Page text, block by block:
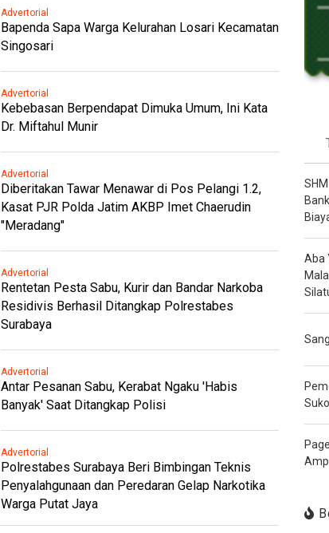
Advertorial
Bapenda Sapa Warga Kelurahan Losari Kecamatan
Singosari
Advertorial
Kebebasan Berpendapat Dimuka Umum, Ini Kata
Dr. Miftahul Munir
Advertorial
Diberitakan Tawar Menawar di Pos Pelangi 1.2,
Kasat PJR Polda Jatim AKBP Imet Chaerudin
"Meradang"
Advertorial
Rentetan Pesta Sabu, Kurir dan Bandar Narkoba
Residivis Berhasil Ditangkap Polrestabes
Surabaya
Advertorial
Antar Pesanan Sabu, Kerabat Ngaku 'Habis
Banyak' Saat Ditangkap Polisi
Advertorial
Polrestabes Surabaya Beri Bimbingan Teknis
Penyalahgunaan dan Peredaran Gelap Narkotika
Warga Putat Jaya
Aba